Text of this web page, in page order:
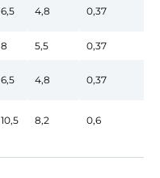
6,5 4,8 0,37
8 5,5 0,37
6,5 4,8 0,37
10,5 8,2 0,6